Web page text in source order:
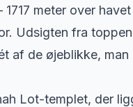
1717 meter over
Udsigten fra
af de øjeblikke, man
Lot-templet, der